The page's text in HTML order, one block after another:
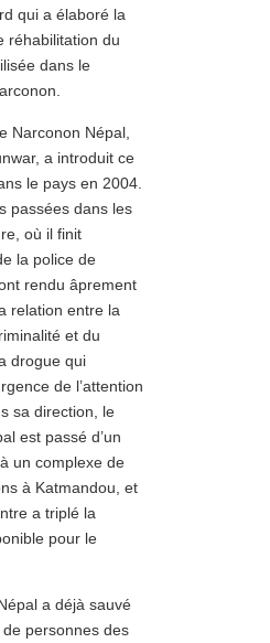
qui a élaboré la
réhabilitation du
dans le
Narconon Népal,
a introduit ce
le pays en 2004.
passées dans les
où il finit
la police de
rendu âprement
relation entre la
et du
drogue qui
de l’attention
sa direction, le
est passé d’un
un complexe de
à Katmandou, et
a triplé la
pour le
a déjà sauvé
personnes des